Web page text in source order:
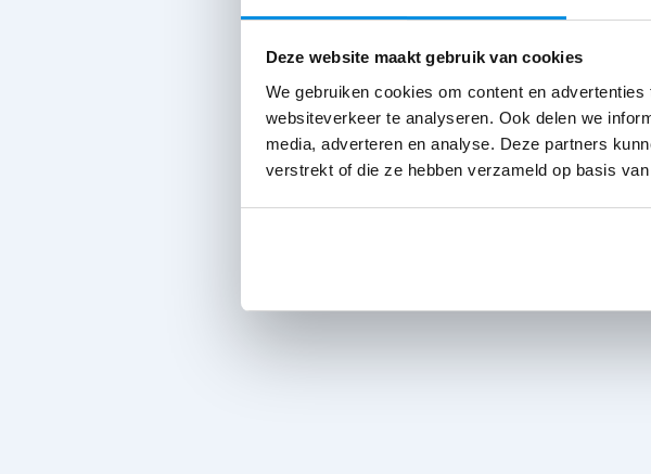
Deze website maakt gebruik van cookies
We gebruiken cookies om content en
websiteverkeer te analyseren. Ook delen we
media, adverteren en analyse. Deze partners
verstrekt of die ze hebben verzameld op basis